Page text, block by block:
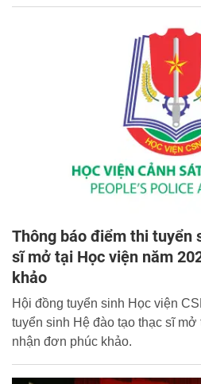
Thông báo điểm thi tuyển
sĩ mở tại Học viện năm
khảo
Hội đồng tuyển sinh Học viện
tuyển sinh Hệ đào tạo thạc sĩ
nhận đơn phúc khảo.